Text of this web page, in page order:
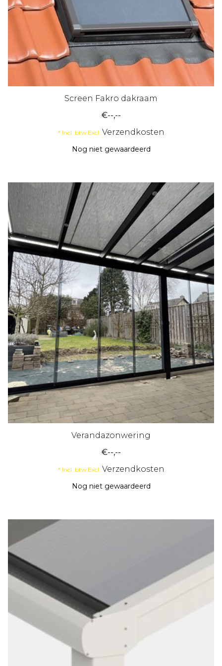
Screen Fakro dakraam
€--,--
* Incl. btw Excl. Verzendkosten
Nog niet gewaardeerd
Verandazonwering
€--,--
* Incl. btw Excl. Verzendkosten
Nog niet gewaardeerd